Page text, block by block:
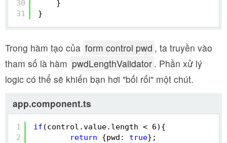
30
31
}
}
Trong hàm tạo của form control pwd , ta truyền vào
tham số là hàm pwdLengthValidator . Phần xử lý
logic có thể sẽ khiến bạn hơi "bối rối" một chút.
app.component.ts
1
2
if (control.value.length < 6){
return
{pwd: true};